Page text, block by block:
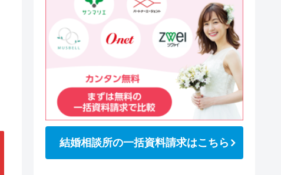
結婚相談所の一括資料請求はこちら